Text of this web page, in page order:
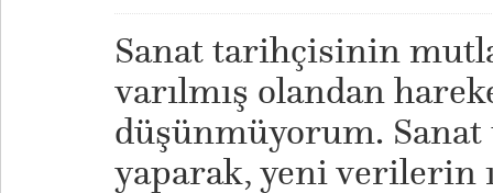
Sanat tarihçisinin
varılmış olandan
düşünmüyorum.
yaparak, yeni verilerin